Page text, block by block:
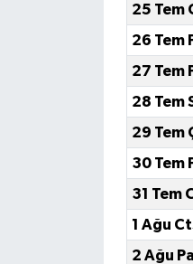
25 Tem
26 Tem
27 Tem
28 Tem
29 Tem
30 Tem
31 Tem
1 Ağu
2 Ağu